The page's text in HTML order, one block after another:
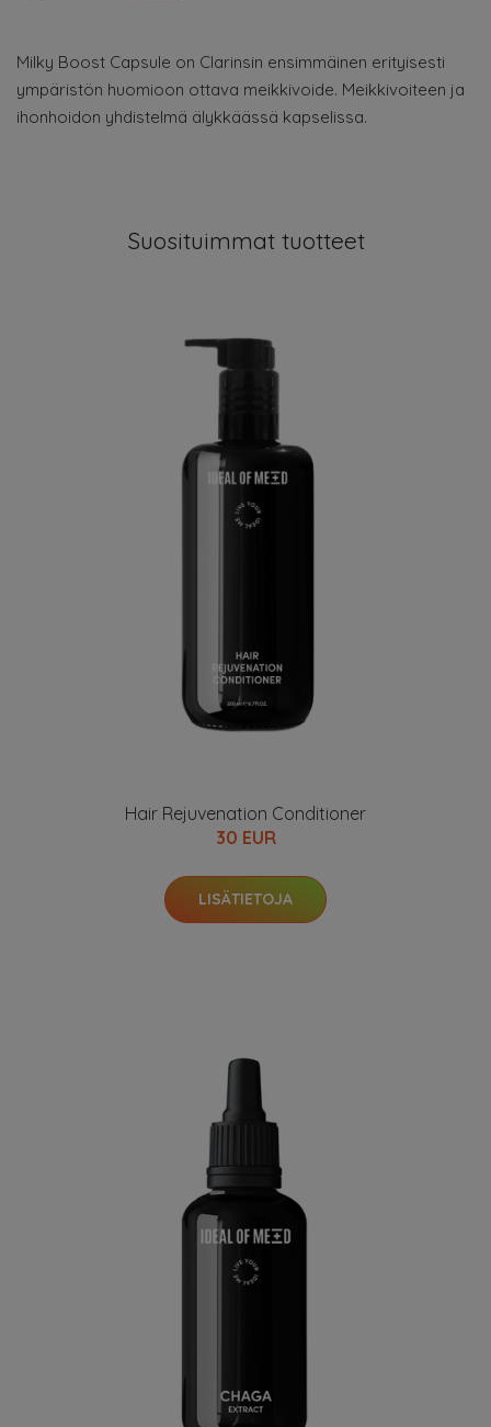
Milky Boost Capsule on Clarinsin ensimmäinen erityisesti
ympäristön huomioon ottava meikkivoide. Meikkivoiteen ja
ihonhoidon yhdistelmä älykkäässä kapselissa.
Suosituimmat tuotteet
Hair Rejuvenation Conditioner
30 EUR
LISÄTIETOJA